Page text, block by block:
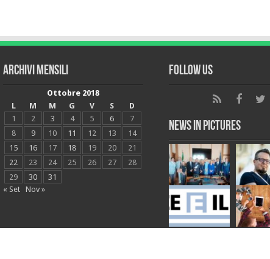
Archivi mensili
Ottobre 2018
L
M M G V S
D
1
2 3 4 5 6
7
8
9 10 11 12 13
14
15
16 17 18 19 20
21
22
23 24 25 26 27
28
29
30
31
« Set
Nov »
Follow Us
News in Pictures